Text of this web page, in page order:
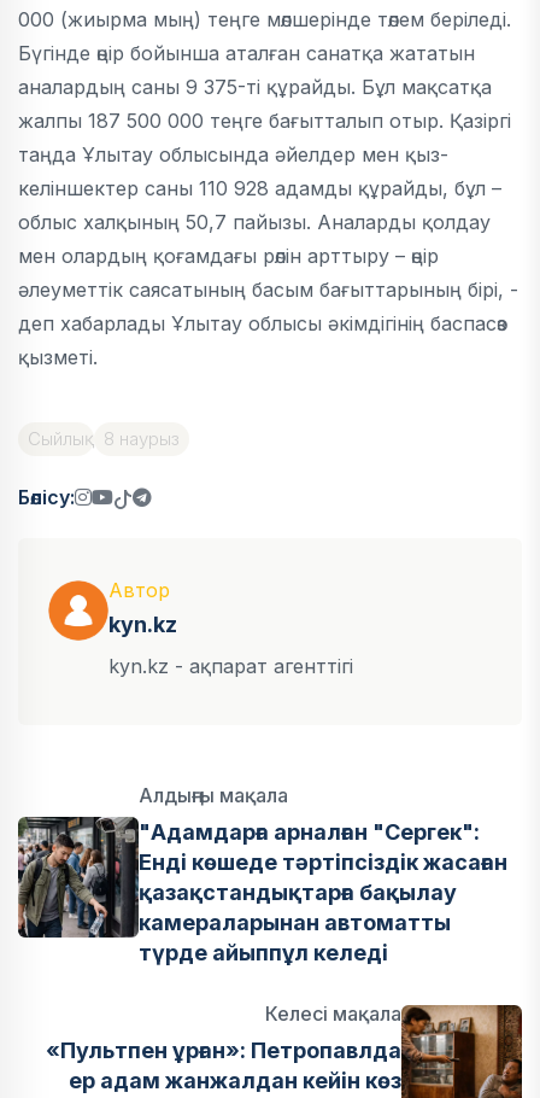
000 (жиырма мың) теңге мөлшерінде төлем беріледі.
Бүгінде өңір бойынша аталған санатқа жататын
аналардың саны 9 375-ті құрайды. Бұл мақсатқа
жалпы 187 500 000 теңге бағытталып отыр. Қазіргі
таңда Ұлытау облысында әйелдер мен қыз-
келіншектер саны 110 928 адамды құрайды, бұл –
облыс халқының 50,7 пайызы. Аналарды қолдау
мен олардың қоғамдағы рөлін арттыру – өңір
әлеуметтік саясатының басым бағыттарының бірі, -
деп хабарлады Ұлытау облысы әкімдігінің баспасөз
қызметі.
Сыйлық 8 наурыз
Бөлісу:
Автор
kyn.kz
kyn.kz - ақпарат агенттігі
Алдыңғы мақала
"Адамдарға арналған "Сергек":
Енді көшеде тәртіпсіздік жасаған
қазақстандықтарға бақылау
камераларынан автоматты
түрде айыппұл келеді
Келесі мақала
«Пультпен ұрған»: Петропавлда
ер адам жанжалдан кейін көз